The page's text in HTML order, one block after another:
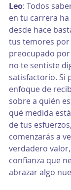
Leo: Todos
en tu carrera
desde hace
tus temores
preocupado por
no te sentiste
satisfactorio. Si
enfoque de
sobre a quién
qué medida
de tus
comenzarás a
verdadero
confianza que
abrazar algo